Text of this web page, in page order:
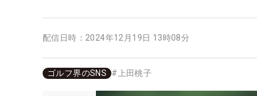
配信日時： 2024年12月19日 13時08分
ゴルフ界のSNS #上田桃子